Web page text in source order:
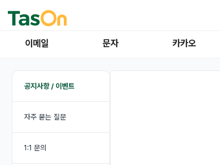
이메일 문자 카카오
공지사항 / 이벤트
자주 묻는 질문
1:1 문의